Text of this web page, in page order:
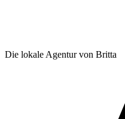
Die lokale Agentur von Britta